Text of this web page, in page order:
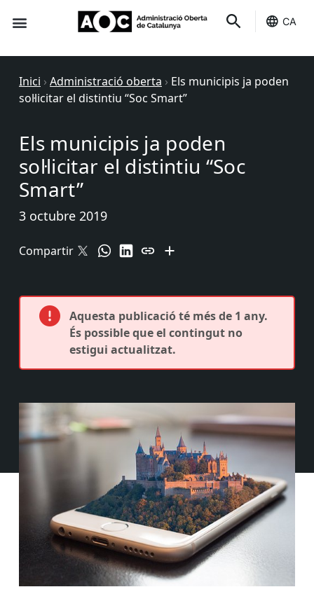
CA
Inici › Administració oberta › Els municipis ja poden
sol·licitar el distintiu “Soc Smart”
Els municipis ja poden
sol·licitar el distintiu “Soc
Smart”
3 octubre 2019
Compartir
Aquesta publicació té més de 1 any.
És possible que el contingut no
estigui actualitzat.